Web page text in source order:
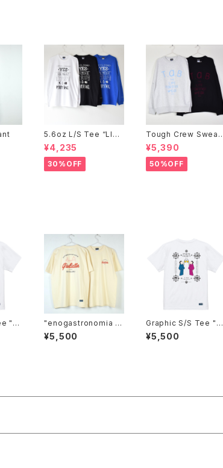
5.6oz L/S Tee “LIFE
IS”
¥4,235
30%OFF
Tough Crew Sweat
"FLOCK"
¥5,390
50%OFF
"琉
"enogastronomia gi
ulietta × TAB" S/S C
ollab Tee
¥5,500
Graphic S/S Tee "琉
球界隈 嘉例"
¥5,500